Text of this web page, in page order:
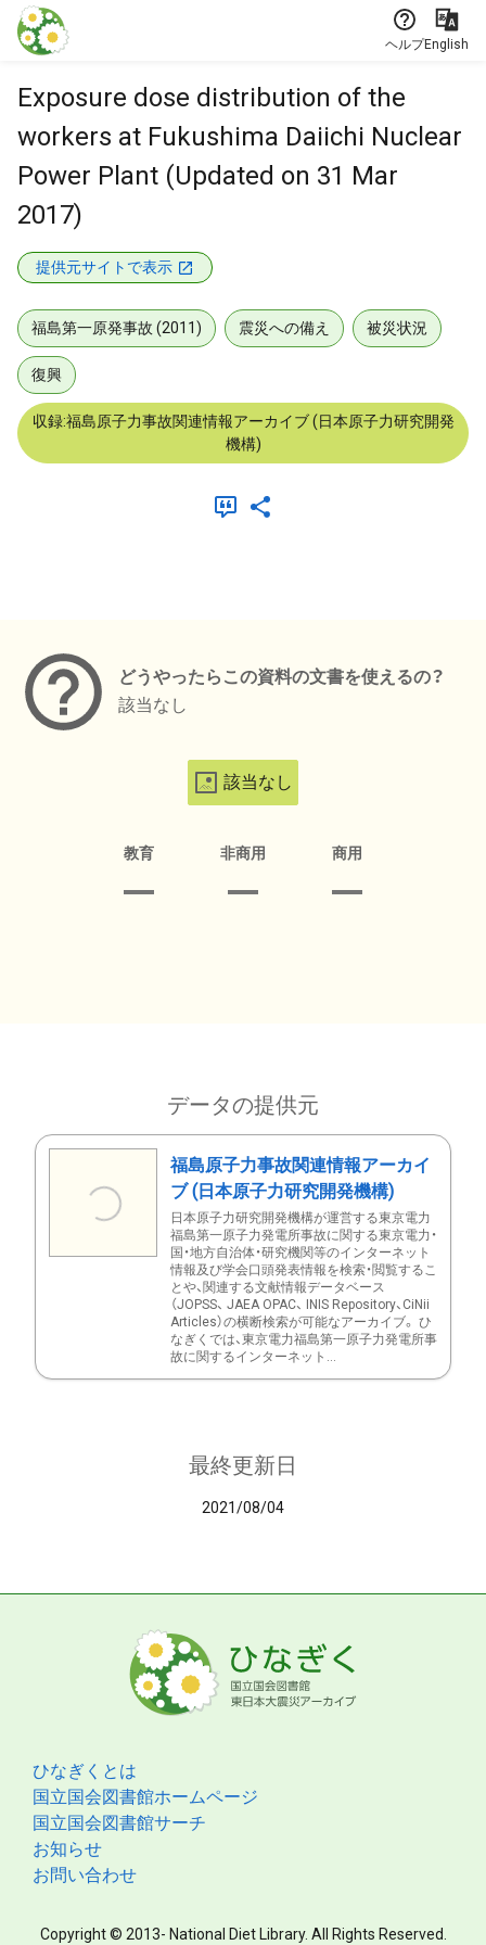
本文に飛ぶ
ヘルプEnglish
Exposure dose distribution of the
workers at Fukushima Daiichi Nuclear
Power Plant (Updated on 31 Mar
2017)
提供元サイトで表示
福島第一原発事故 (2011) 震災への備え 被災状況
復興
収録:福島原子力事故関連情報アーカイブ (日本原子力研究開発
機構)
どうやったらこの資料の文書を使えるの？
該当なし
該当なし
教育 非商用 商用
データの提供元
福島原子力事故関連情報アーカイ
ブ (日本原子力研究開発機構)
日本原子力研究開発機構が運営する東京電力
福島第一原子力発電所事故に関する東京電力・
国・地方自治体・研究機関等のインターネット
情報及び学会口頭発表情報を検索・閲覧するこ
とや、関連する文献情報データベース
（JOPSS、 JAEA OPAC、 INIS Repository、CiNii
Articles）の横断検索が可能なアーカイブ。 ひ
なぎくでは、東京電力福島第一原子力発電所事
故に関するインターネット...
最終更新日
2021/08/04
ひなぎくとは
国立国会図書館ホームページ
国立国会図書館サーチ
お知らせ
お問い合わせ
Copyright © 2013- National Diet Library. All Rights Reserved.